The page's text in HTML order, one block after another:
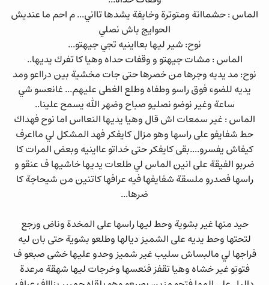
الماس : حشماانة ومتوترة وخايفة يشدها تااني... م احم ما عنديش
الحوايج باش نصلي
نوح: شير ليها بعااينيه تجي جيهتو...
الماس : مشات جيهتو و وقفات حداه وهيا كا تفرك يديها..
نوح: مد يديه وجرها من خصرها حتى جات مخشية بين درااعو ومد
يديه للضوء فوق راسو وطفاه وطلع الغطى عليهم... غانعسو شي
ساعة وغير نوضو نصليو صباح وضهر الله يسمح علينا..
الماس : غير سمعات اش قال وهيا يديها النعااس اما نوح فهداك
حط شفايفو على راسها وهو مزال كايفكر فهد المشكل لي مااعرف
كيفاش يفسرو....بقى كايفكر حتى خداتو عااينيه وبعض المرات كا
ضربو الفيقة على انين الماس لي طلعات يديها خاشيها ف عنقو و
راسها فصدرو ملسقة شفايفها فيه عرافها كاتنين من شيحاجة كا
ضرها...
حيد منها غير بشوية وحط ليها راسها على المخدة وناض ورجع
لتحتها وحط يديه على الشميز ديالها وطلعو بشوية حتى بان ليه
فراجها لي مالبساش سليب غير شميز وحدو عليها خشى صبعو ف
فتوتو غير خشاه وهيا تقفز فنعسها وخرجات ليها شهقة مرعدة